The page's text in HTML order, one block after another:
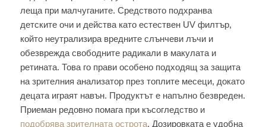
леща при малчуганите. Средството подхранва
детските очи и действа като естествен UV филтър,
който неутрализира вредните слънчеви лъчи и
обезврежда свободните радикали в макулата и
ретината. Това го прави особено подходящ за защита
на зрителния анализатор през топлите месеци, докато
децата играят навън. Продуктът е напълно безвреден.
Приеман редовно помага при късогледство и
подобрява зрителната острота. Дозировката е удобна